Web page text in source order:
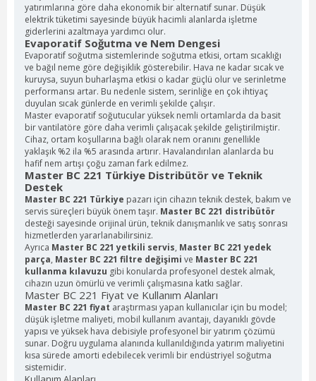
yatırımlarına göre daha ekonomik bir alternatif sunar. Düşük
elektrik tüketimi sayesinde büyük hacimli alanlarda işletme
giderlerini azaltmaya yardımcı olur.
Evaporatif Soğutma ve Nem Dengesi
Evaporatif soğutma sistemlerinde soğutma etkisi, ortam sıcaklığı
ve bağıl neme göre değişiklik gösterebilir. Hava ne kadar sıcak ve
kuruysa, suyun buharlaşma etkisi o kadar güçlü olur ve serinletme
performansı artar. Bu nedenle sistem, serinliğe en çok ihtiyaç
duyulan sıcak günlerde en verimli şekilde çalışır.
Master evaporatif soğutucular yüksek nemli ortamlarda da basit
bir vantilatöre göre daha verimli çalışacak şekilde geliştirilmiştir.
Cihaz, ortam koşullarına bağlı olarak nem oranını genellikle
yaklaşık %2 ila %5 arasında artırır. Havalandırılan alanlarda bu
hafif nem artışı çoğu zaman fark edilmez.
Master BC 221 Türkiye Distribütör ve Teknik
Destek
Master BC 221 Türkiye pazarı için cihazın teknik destek, bakım ve
servis süreçleri büyük önem taşır. Master BC 221 distribütör
desteği sayesinde orijinal ürün, teknik danışmanlık ve satış sonrası
hizmetlerden yararlanabilirsiniz.
Ayrıca Master BC 221 yetkili servis, Master BC 221 yedek
parça, Master BC 221 filtre değişimi ve Master BC 221
kullanma kılavuzu gibi konularda profesyonel destek almak,
cihazın uzun ömürlü ve verimli çalışmasına katkı sağlar.
Master BC 221 Fiyat ve Kullanım Alanları
Master BC 221 fiyat araştırması yapan kullanıcılar için bu model;
düşük işletme maliyeti, mobil kullanım avantajı, dayanıklı gövde
yapısı ve yüksek hava debisiyle profesyonel bir yatırım çözümü
sunar. Doğru uygulama alanında kullanıldığında yatırım maliyetini
kısa sürede amorti edebilecek verimli bir endüstriyel soğutma
sistemidir.